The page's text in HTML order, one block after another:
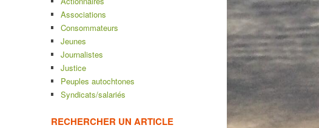
Associations
Consommateurs
Jeunes
Journalistes
Justice
Peuples autochtones
Syndicats/salariés
RECHERCHER UN ARTICLE